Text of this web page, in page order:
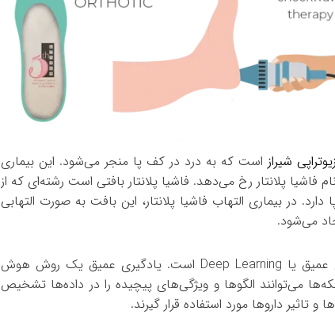
شیراز است که به درد در کف پا منجر می‌شود. این بیماری
پلانتار رخ می‌دهد. فاشیا پلانتار بافتی است رشته‌ای که از
در بیماری التهاب فاشیا پلانتار، این بافت به صورت التهابی
می‌شود.
در پیش بینی داروها، یکی از روش‌های استفاده شده، استفاده از یادگیری عمیق یا Deep Learning است. یادگیری عمیق یک روش هوش
الگوها و ویژگی‌های پیچیده را در داده‌ها تشخیص
داروها مورد استفاده قرار گیرند.